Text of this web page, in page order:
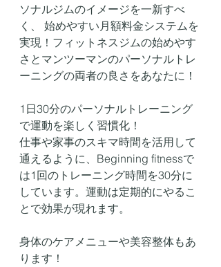
ソナルジムのイメージを一新すべ
く、 始めやすい月額料金システムを
実現！フィットネスジムの始めやす
さとマンツーマンのパーソナルトレ
ーニングの両者の良さをあなたに！
1日30分のパーソナルトレーニング
で運動を楽しく習慣化！
仕事や家事のスキマ時間を活用して
通えるように、Beginning fitnessで
は1回のトレーニング時間を30分に
しています。運動は定期的にやるこ
とで効果が現れます。
身体のケアメニューや美容整体もあ
ります！